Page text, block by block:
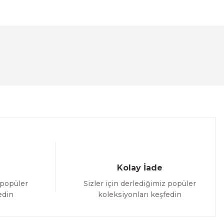
Kolay İade
Sizler için derlediğimiz popüler
koleksiyonları keşfedin